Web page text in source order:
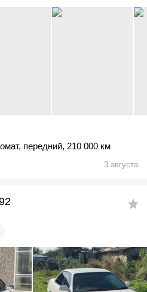
, передний, 210 000 км
3 августа